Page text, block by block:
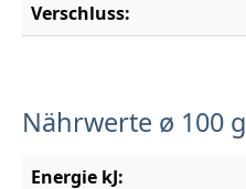
Verschluss:
Nährwerte ø 100 g
Energie kJ: